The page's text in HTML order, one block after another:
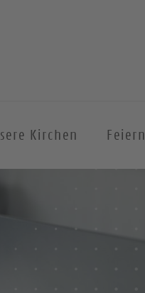
Kirchen Feiern